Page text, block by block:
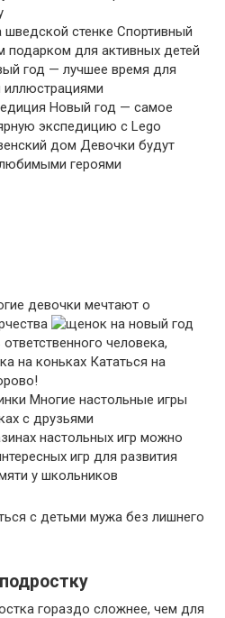
Спортивный
подарком для активных детей
год — лучшее время для
иллюстрациями
Новый год — самое
экспедицию с Lego
Девочки будут
героями
девочки мечтают о
человека,
Кататься на
Многие настольные игры
с друзьями
настольных игр можно
игр для развития
у школьников
с детьми мужа без лишнего
гораздо сложнее, чем для